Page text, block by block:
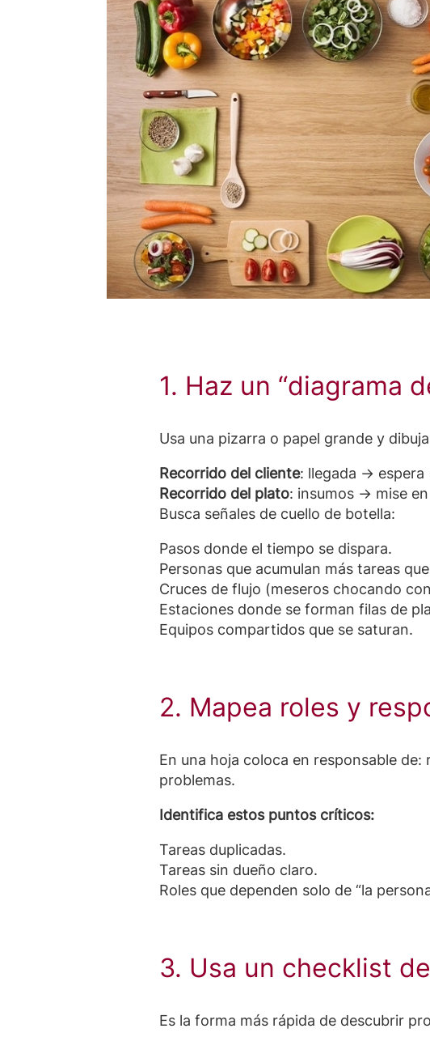
1. Haz un “diagrama
Usa una pizarra o papel grande y
Recorrido del cliente: llegada →
Recorrido del plato: insumos → mise
Busca señales de cuello de botella:
Pasos donde el tiempo se dispara.
Personas que acumulan más tareas
Cruces de flujo (meseros chocando
Estaciones donde se forman filas de
Equipos compartidos que se saturan.
2. Mapea roles y
En una hoja coloca en responsable
problemas.
Identifica estos puntos críticos:
Tareas duplicadas.
Tareas sin dueño claro.
Roles que dependen solo de “la
3. Usa un checklist
Es la forma más rápida de descubrir